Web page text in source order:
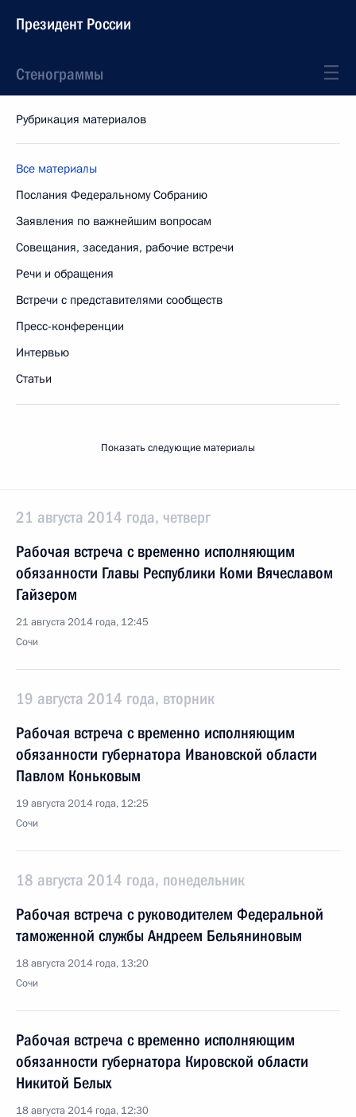
Президент России
Стенограммы
Рубрикация материалов
Все материалы
Послания Федеральному Собранию
Заявления по важнейшим вопросам
Совещания, заседания, рабочие встречи
Речи и обращения
Встречи с представителями сообществ
Пресс-конференции
Интервью
Статьи
Показать следующие материалы
21 августа 2014 года, четверг
Рабочая встреча с временно исполняющим
обязанности Главы Республики Коми Вячеславом
Гайзером
21 августа 2014 года, 12:45
Сочи
19 августа 2014 года, вторник
Рабочая встреча с временно исполняющим
обязанности губернатора Ивановской области
Павлом Коньковым
19 августа 2014 года, 12:25
Сочи
18 августа 2014 года, понедельник
Рабочая встреча с руководителем Федеральной
таможенной службы Андреем Бельяниновым
18 августа 2014 года, 13:20
Сочи
Рабочая встреча с временно исполняющим
обязанности губернатора Кировской области
Никитой Белых
18 августа 2014 года, 12:30